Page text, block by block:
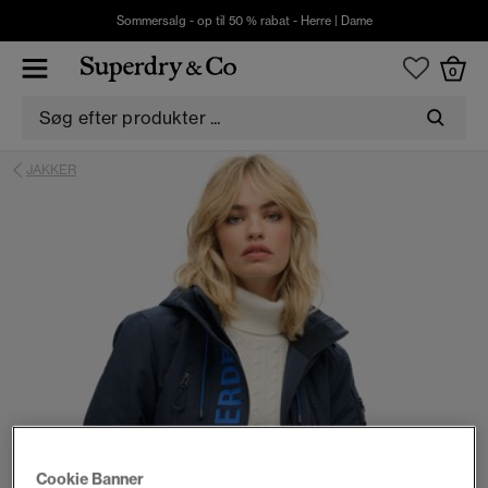
Sommersalg - op til 50 % rabat - Herre| Dame
0
JAKKER
Cookie Banner